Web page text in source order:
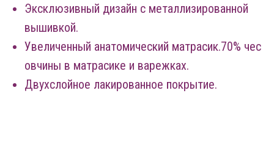
Эксклюзивный дизайн с металлизированной
вышивкой.
Увеличенный анатомический матрасик.70% чес
овчины в матрасике и варежках.
Двухслойное лакированное покрытие.